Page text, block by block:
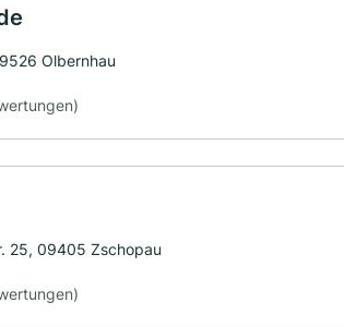
Olbernhau
25, 09405 Zschopau